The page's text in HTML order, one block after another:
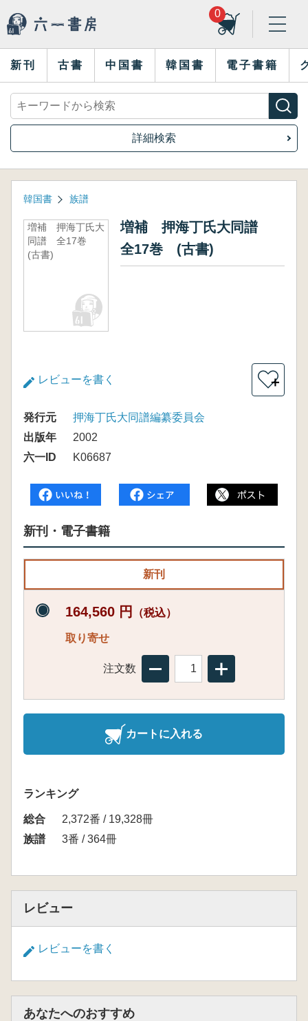
0
新刊 古書 中国書 韓国書 電子書籍
詳細検索
韓国書 族譜
増補 押海丁氏大
同譜 全17巻
(古書)
増補 押海丁氏大同譜
全17巻 (古書)
レビューを書く ＋
発行元
押海丁氏大同譜編纂委員会
出版年
2002
六一ID
K06687
新刊・電子書籍
新刊
164,560 円 （税込）
取り寄せ
注文数
カートに入れる
ランキング
総合
2,372番 / 19,328冊
族譜
3番 / 364冊
レビュー
レビューを書く
あなたへのおすすめ